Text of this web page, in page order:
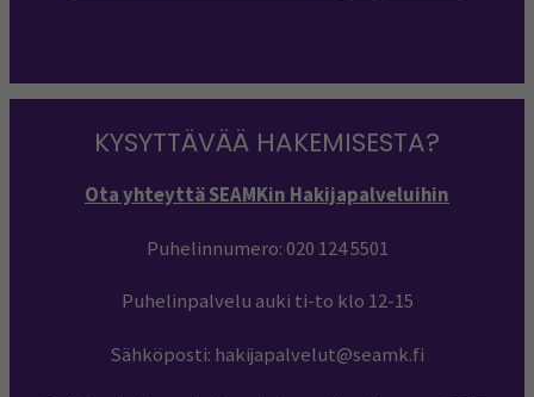
KYSYTTÄVÄÄ HAKEMISESTA?
Ota yhteyttä SEAMKin Hakijapalveluihin
Puhelinnumero: 020 124 5501
Puhelinpalvelu auki ti-to klo 12-15
Sähköposti: hakijapalvelut@seamk.fi